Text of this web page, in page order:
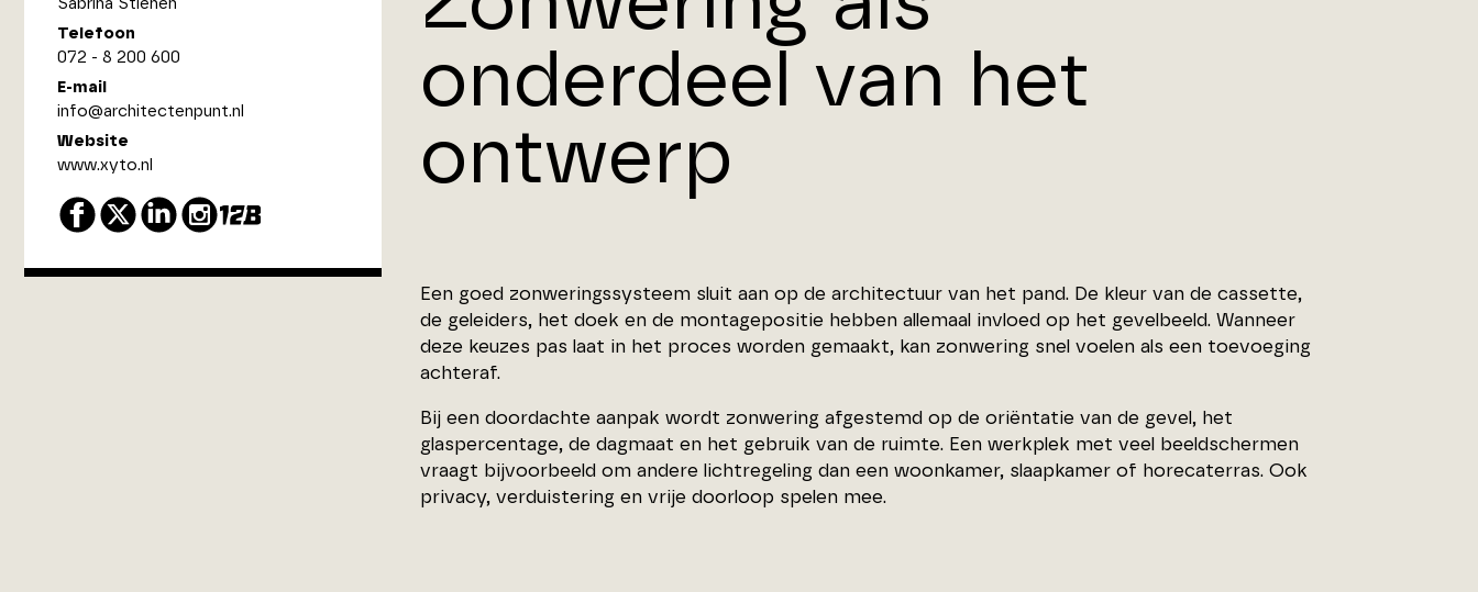
Sabrina Stienen
Telefoon
072 - 8 200 600
E-mail
info@architectenpunt.nl
Website
www.xyto.nl
onderdeel van het
ontwerp
Een goed zonweringssysteem sluit aan op de architectuur van het pand. De kleur van de cassette,
de geleiders, het doek en de montagepositie hebben allemaal invloed op het gevelbeeld. Wanneer
deze keuzes pas laat in het proces worden gemaakt, kan zonwering snel voelen als een toevoeging
achteraf.
Bij een doordachte aanpak wordt zonwering afgestemd op de oriëntatie van de gevel, het
glaspercentage, de dagmaat en het gebruik van de ruimte. Een werkplek met veel beeldschermen
vraagt bijvoorbeeld om andere lichtregeling dan een woonkamer, slaapkamer of horecaterras. Ook
privacy, verduistering en vrije doorloop spelen mee.